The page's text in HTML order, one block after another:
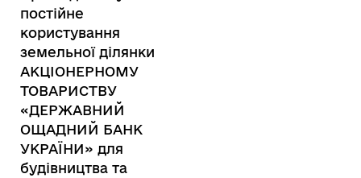
постійне
користування
земельної ділянки
АКЦІОНЕРНОМУ
ТОВАРИСТВУ
«ДЕРЖАВНИЙ
ОЩАДНИЙ БАНК
УКРАЇНИ» для
будівництва та